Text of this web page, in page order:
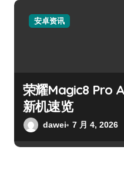
安卓资讯
荣耀Magic8 Pro
新机速览
dawei 7 月 4, 2026